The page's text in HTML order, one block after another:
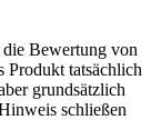
Bewertung von
Produkt tatsächlich
grundsätzlich
schließen